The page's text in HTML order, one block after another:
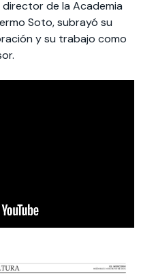
de la Academia
Soto, subrayó su
y su trabajo como